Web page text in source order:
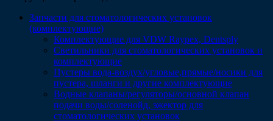
Запчасти для стоматологических установок
(комплектующие)
Комплектующие для VDW Raypex, Dentsply
Светильники для стоматологических установок и
комплектующие
Пустеры вода-воздух/угловые,прямые/носики для
пустера, шланги и другие комплектующие
Водные клапаны/регуляторы/основной клапан
подачи воды/соленойд, эжектор для
стоматологических установок